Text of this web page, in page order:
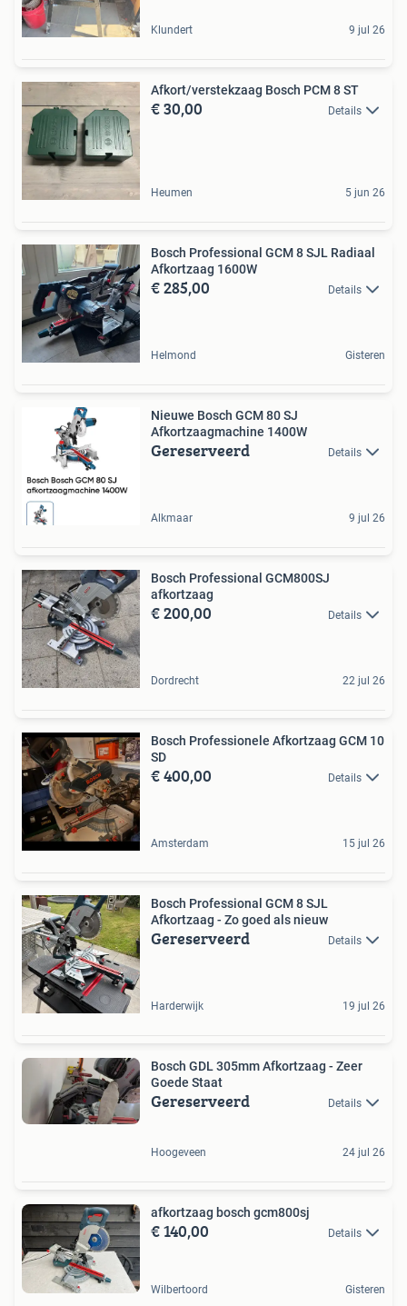
Klundert 9 jul 26
Afkort/verstekzaag Bosch PCM 8 ST
€ 30,00 Details
Heumen 5 jun 26
Bosch Professional GCM 8 SJL Radiaal
Afkortzaag 1600W
€ 285,00 Details
Helmond Gisteren
Nieuwe Bosch GCM 80 SJ
Afkortzaagmachine 1400W
Gereserveerd Details
Alkmaar 9 jul 26
Bosch Professional GCM800SJ
afkortzaag
€ 200,00 Details
Dordrecht 22 jul 26
Bosch Professionele Afkortzaag GCM 10
SD
€ 400,00 Details
Amsterdam 15 jul 26
Bosch Professional GCM 8 SJL
Afkortzaag - Zo goed als nieuw
Gereserveerd Details
Harderwijk 19 jul 26
Bosch GDL 305mm Afkortzaag - Zeer
Goede Staat
Gereserveerd Details
Hoogeveen 24 jul 26
afkortzaag bosch gcm800sj
€ 140,00 Details
Wilbertoord Gisteren